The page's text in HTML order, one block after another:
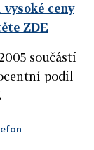
ceny
ZDE
součástí
podíl